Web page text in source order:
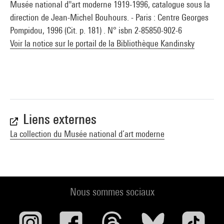
Musée national d''art moderne 1919-1996, catalogue sous la
direction de Jean-Michel Bouhours. - Paris : Centre Georges
Pompidou, 1996 (Cit. p. 181) . N° isbn 2-85850-902-6
Voir la notice sur le portail de la Bibliothèque Kandinsky
Liens externes
La collection du Musée national d’art moderne
Nous sommes sociaux